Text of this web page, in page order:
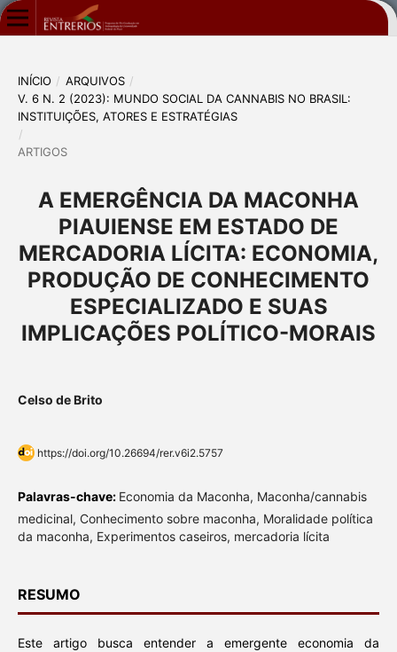
INÍCIO / ARQUIVOS /
V. 6 N. 2 (2023): MUNDO SOCIAL DA CANNABIS NO BRASIL:
INSTITUIÇÕES, ATORES E ESTRATÉGIAS
/
ARTIGOS
A EMERGÊNCIA DA MACONHA
PIAUIENSE EM ESTADO DE
MERCADORIA LÍCITA: ECONOMIA,
PRODUÇÃO DE CONHECIMENTO
ESPECIALIZADO E SUAS
IMPLICAÇÕES POLÍTICO-MORAIS
Celso de Brito
https://doi.org/10.26694/rer.v6i2.5757
Palavras-chave: Economia da Maconha, Maconha/cannabis
medicinal, Conhecimento sobre maconha, Moralidade política
da maconha, Experimentos caseiros, mercadoria lícita
RESUMO
Este artigo busca entender a emergente economia da